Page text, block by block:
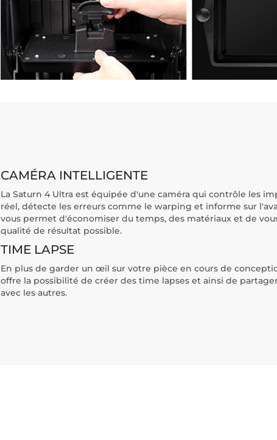
CAMÉRA INTELLIGENTE
La Saturn 4 Ultra est équipée d'une caméra qui contrôle les
réel, détecte les erreurs comme le warping et informe sur
vous permet d'économiser du temps, des matériaux et de
qualité de résultat possible.
TIME LAPSE
En plus de garder un œil sur votre pièce en cours de
offre la possibilité de créer des time lapses et ainsi de
avec les autres.